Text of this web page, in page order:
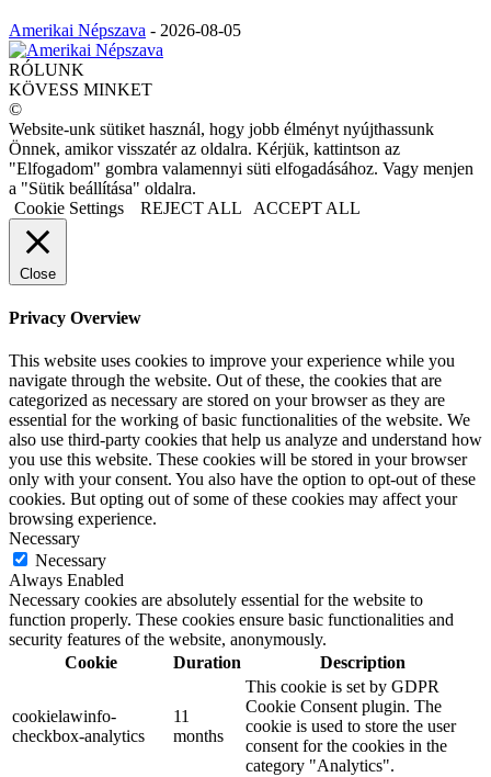
Amerikai Népszava - 2026-08-05
RÓLUNK
KÖVESS MINKET
©
Website-unk sütiket használ, hogy jobb élményt nyújthassunk
Önnek, amikor visszatér az oldalra. Kérjük, kattintson az
"Elfogadom" gombra valamennyi süti elfogadásához. Vagy menjen
a "Sütik beállítása" oldalra.
Cookie Settings
REJECT ALL ACCEPT ALL
Close
Privacy Overview
This website uses cookies to improve your experience while you
navigate through the website. Out of these, the cookies that are
categorized as necessary are stored on your browser as they are
essential for the working of basic functionalities of the website. We
also use third-party cookies that help us analyze and understand how
you use this website. These cookies will be stored in your browser
only with your consent. You also have the option to opt-out of these
cookies. But opting out of some of these cookies may affect your
browsing experience.
Necessary
Necessary
Always Enabled
Necessary cookies are absolutely essential for the website to
function properly. These cookies ensure basic functionalities and
security features of the website, anonymously.
Cookie
Duration Description
cookielawinfo-
checkbox-analytics
11
months
This cookie is set by GDPR
Cookie Consent plugin. The
cookie is used to store the user
consent for the cookies in the
category "Analytics".